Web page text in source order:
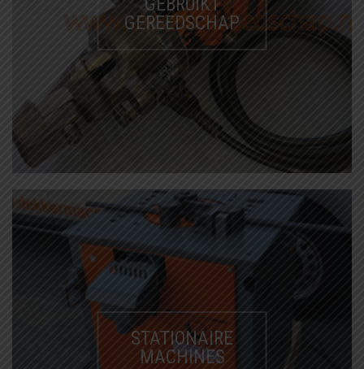
GEBRUIKT
GEREEDSCHAP
STATIONAIRE
MACHINES